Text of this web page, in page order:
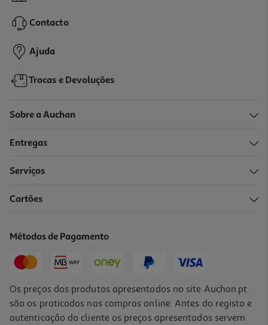
Contacto
Ajuda
Trocas e Devoluções
Sobre a Auchan
Entregas
Serviços
Cartões
Métodos de Pagamento
Os preços dos produtos apresentados no site Auchan.pt
são os praticados nas compras online. Antes do registo e
autenticação do cliente os preços apresentados servem